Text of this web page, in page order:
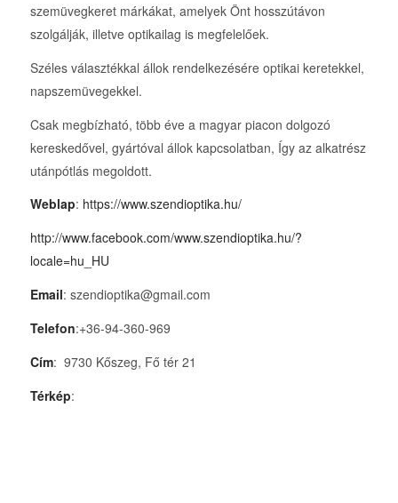
szemüvegkeret márkákat, amelyek Önt hosszútávon
szolgálják, illetve optikailag is megfelelőek.
Széles választékkal állok rendelkezésére optikai keretekkel,
napszemüvegekkel.
Csak megbízható, több éve a magyar piacon dolgozó
kereskedővel, gyártóval állok kapcsolatban, Így az alkatrész
utánpótlás megoldott.
Weblap: https://www.szendioptika.hu/
http://www.facebook.com/www.szendioptika.hu/?
locale=hu_HU
Email: szendioptika@gmail.com
Telefon:+36-94-360-969
Cím: 9730 Kőszeg, Fő tér 21
Térkép: